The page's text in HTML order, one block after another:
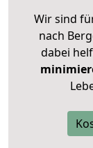
Wir sind
nach
dabei